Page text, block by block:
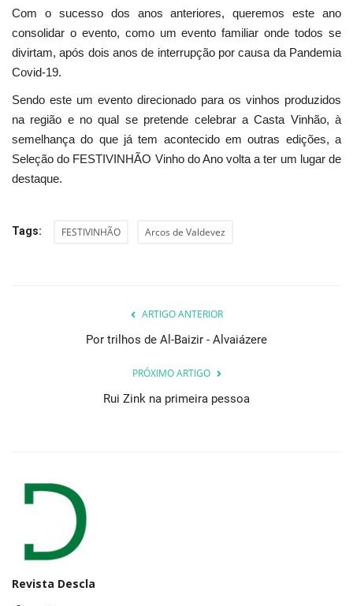
Com o sucesso dos anos anteriores, queremos este ano
consolidar o evento, como um evento familiar onde todos se
divirtam, após dois anos de interrupção por causa da Pandemia
Covid-19.
Sendo este um evento direcionado para os vinhos produzidos
na região e no qual se pretende celebrar a Casta Vinhão, à
semelhança do que já tem acontecido em outras edições, a
Seleção do FESTIVINHÃO Vinho do Ano volta a ter um lugar de
destaque.
Tags: FESTIVINHÃO Arcos de Valdevez
ARTIGO ANTERIOR
Por trilhos de Al-Baizir - Alvaiázere
PRÓXIMO ARTIGO
Rui Zink na primeira pessoa
Revista Descla